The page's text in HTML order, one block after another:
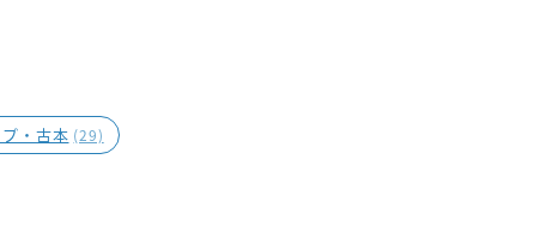
・古本 (29)